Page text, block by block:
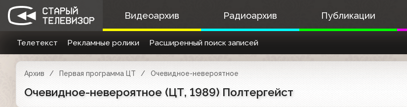
Видеоархив Радиоархив Публикации
Телетекст Рекламные ролики Расширенный поиск записей
Архив Первая программа ЦТ Очевидное-невероятное
Очевидное-невероятное (ЦТ, 1989) Полтергейст